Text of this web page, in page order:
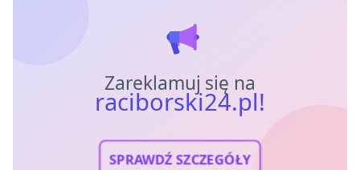
Zareklamuj się na
raciborski24.pl!
SPRAWDŹ SZCZEGÓŁY